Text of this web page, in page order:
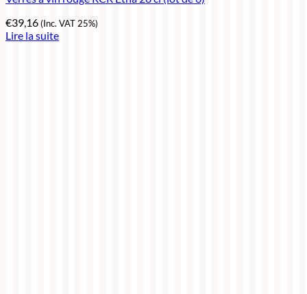
€39,16(Inc. VAT 25%)
Lire la suite